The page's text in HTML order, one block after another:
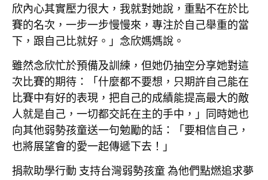
欣內心其實壓力很大，我就對她說，重點不在於比
賽的名次，一步一步慢慢來，專注於自己舉重的當
下，跟自己比就好。」念欣媽媽說。
雖然念欣忙於預備及訓練，但她仍抽空分享她對這
次比賽的期待：「什麼都不要想，只期許自己能在
比賽中有好的表現，把自己的成績能提高最大的敵
人就是自己，一切都交託在主的手中，」同時她也
向其他弱勢孩童送一句勉勵的話：「要相信自己，
也將展望會的愛一起傳遞下去！」
捐款助學行動 支持台灣弱勢孩童 為他們點燃追求夢